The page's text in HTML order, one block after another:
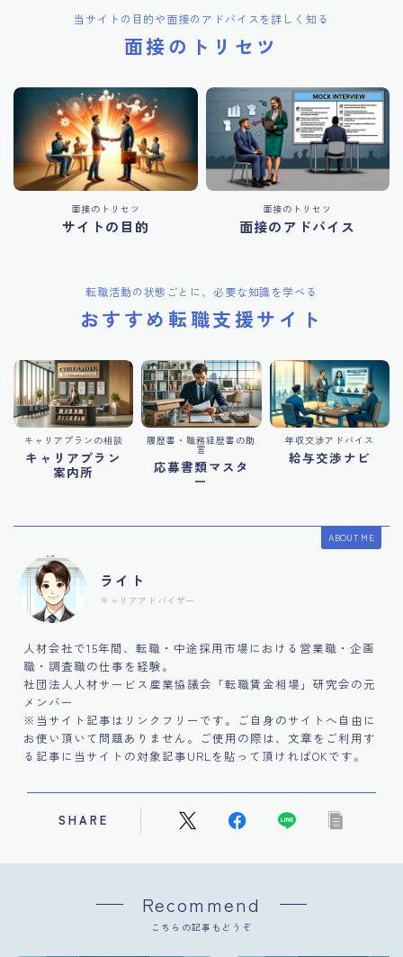
当サイトの目的や面接のアドバイスを詳しく知る
面接のトリセツ
面接のトリセツ
サイトの目的
面接のトリセツ
面接のアドバイス
転職活動の状態ごとに、必要な知識を学べる
おすすめ転職支援サイト
キャリアプランの相談
キャリアプラン
案内所
履歴書・職務経歴書の助
言
応募書類マスタ
ー
年収交渉アドバイス
給与交渉ナビ
ABOUT ME
ライト
キャリアアドバイザー
人材会社で15年間、転職・中途採用市場における営業職・企画
職・調査職の仕事を経験。
社団法人人材サービス産業協議会「転職賃金相場」研究会の元
メンバー
※当サイト記事はリンクフリーです。ご自身のサイトへ自由に
お使い頂いて問題ありません。ご使用の際は、文章をご利用す
る記事に当サイトの対象記事URLを貼って頂ければOKです。
SHARE
Recommend
こちらの記事もどうぞ